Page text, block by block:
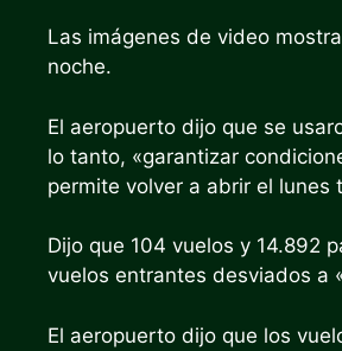
Las imágenes de video
noche.
El aeropuerto dijo que se
lo tanto, «garantizar
permite volver a abrir el lunes
Dijo que 104 vuelos y 14.892
vuelos entrantes desviados a
El aeropuerto dijo que los